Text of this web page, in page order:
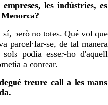
les indústries, es
sí, però no totes. Qué vol que
parcel·lar-se, de tal manera
podia esser-ho d'aquell
a conrear.
treure call a les mans